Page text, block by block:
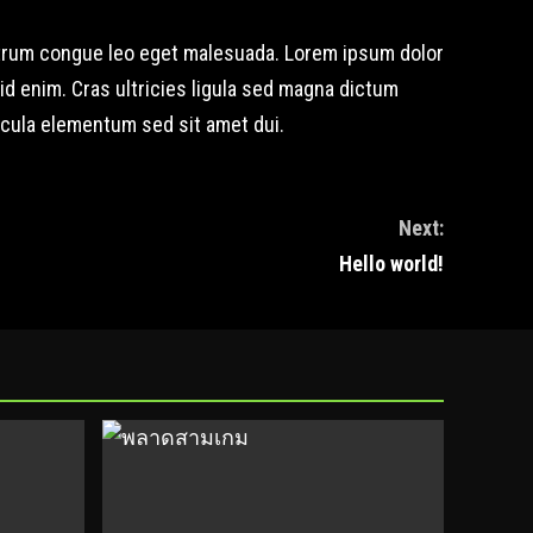
congue leo eget malesuada. Lorem ipsum dolor
enim. Cras ultricies ligula sed magna dictum
elementum sed sit amet dui.
Next:
Hello world!